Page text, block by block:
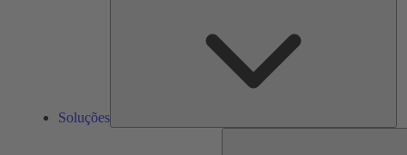
Soluções